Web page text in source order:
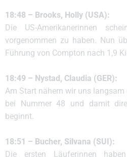
18:48 – Brooks, Holly (USA):
Die US-Amerikanerinnen
vorgenommen zu haben. Nun
Führung von Compton nach 1,9
18:49 – Nystad, Claudia (GER):
Am Start nähern wir uns langsam
bei Nummer 48 und damit
beginnt.
18:51 – Bucher, Silvana (SUI):
Die ersten Läuferinnen